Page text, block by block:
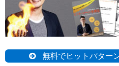
無料でヒットパター